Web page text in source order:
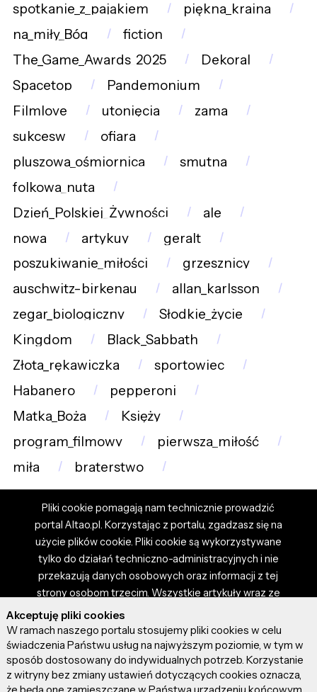
spotkanie_z_pająkiem
piękna_kraina
na_miły_Bóg
fiction
The_Game_Awards_2025
Dekoral
Spacetop
Pandemonium
Filmlove
utonięcia
zama
sukcesw
ofiara
pluszowa_ośmiornica
smutna
folkowa_nuta
Dzień_Polskiej_Żywności
ale
nowa
artykuy
geralt
poszukiwanie_miłości
grzesznicy
auschwitz-birkenau
allan_karlsson
zegar_biologiczny
Słodkie_życie
Kingdom
Black_Sabbath
Złota_rękawiczka
sportowiec
Habanero
pepperoni
Matka_Boża
Księży
program_filmowy
pierwsza_miłość
miła
braterstwo
Pliki cookie pomagają nam technicznie prowadzić
portal Altao.pl. Korzystając z portalu, zgadzasz się na
użycie plików cookie. Pliki cookie są wykorzystywane
tylko do działań techniczno-administracyjnych i nie
przekazują danych osobowych oraz informacji z tej
strony osobom trzecim. Wszystkie artykuły wraz ze
zdjęciami i materiałami dostępnymi na portalu są
własnością użytkowników. Administrator i właściciel
portalu nie ponosi odpowiedzialności za tresci
prezentowane przez autorów artykułów. Dodając
artykuł, zgadzasz się z regulaminem portalu oraz
Akceptuję pliki cookies
W ramach naszego portalu stosujemy pliki cookies w celu
świadczenia Państwu usług na najwyższym poziomie, w tym w
sposób dostosowany do indywidualnych potrzeb. Korzystanie
z witryny bez zmiany ustawień dotyczących cookies oznacza,